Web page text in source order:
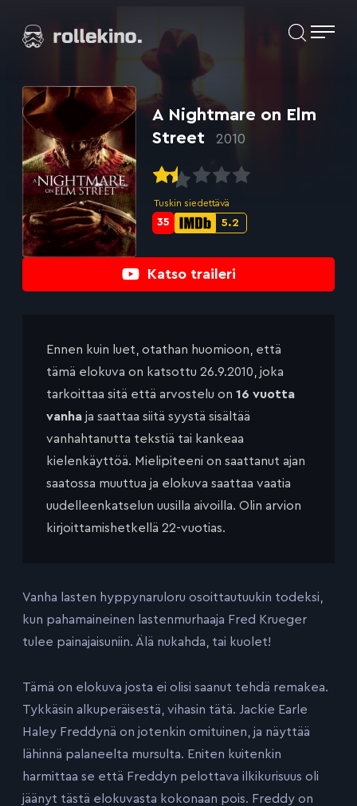
suoraan
Elokuvat ja elokuva-arviot | Rollekino.fi
jälkeen.
Katso traileri
A Nightmare on Elm
Street
2010
Tuskin siedettävä
IMDb-
5.2
Metascore-
35
Ennen kuin luet, otathan huomioon, että
tämä elokuva on katsottu 26.9.2010, joka
tarkoittaa sitä että arvostelu on 16 vuotta
vanha ja saattaa siitä syystä sisältää
vanhahtanutta tekstiä tai kankeaa
kielenkäyttöä. Mielipiteeni on saattanut ajan
saatossa muuttua ja elokuva saattaa vaatia
uudelleenkatselun uusilla aivoilla. Olin arvion
kirjoittamishetkellä 22-vuotias.
Vanha lasten hyppynaruloru osoittautuukin todeksi,
kun pahamaineinen lastenmurhaaja Fred Krueger
tulee painajaisuniin. Älä nukahda, tai kuolet!
Tämä on elokuva josta ei olisi saanut tehdä remakea.
Tykkäsin alkuperäisestä, vihasin tätä. Jackie Earle
Haley Freddynä on jotenkin omituinen, ja näyttää
lähinnä palaneelta mursulta. Eniten kuitenkin
harmittaa se että Freddyn pelottava ilkikurisuus oli
jäänyt tästä elokuvasta kokonaan pois. Freddy on